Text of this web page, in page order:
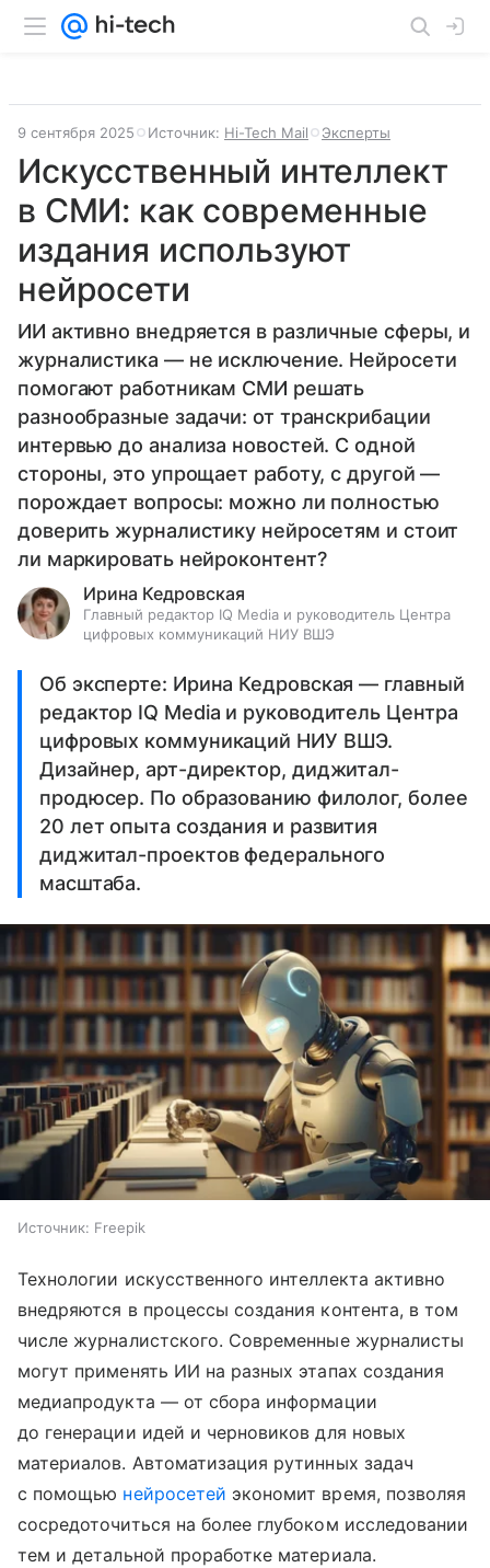
9 сентября 2025 Источник: Hi-Tech Mail Эксперты
Искусственный интеллект
в СМИ: как современные
издания используют
нейросети
ИИ активно внедряется в различные сферы, и
журналистика — не исключение. Нейросети
помогают работникам СМИ решать
разнообразные задачи: от транскрибации
интервью до анализа новостей. С одной
стороны, это упрощает работу, с другой —
порождает вопросы: можно ли полностью
доверить журналистику нейросетям и стоит
ли маркировать нейроконтент?
Ирина Кедровская
Главный редактор IQ Media и руководитель Центра
цифровых коммуникаций НИУ ВШЭ
Об эксперте: Ирина Кедровская — главный
редактор IQ Media и руководитель Центра
цифровых коммуникаций НИУ ВШЭ.
Дизайнер, арт-директор, диджитал-
продюсер. По образованию филолог, более
20 лет опыта создания и развития
диджитал-проектов федерального
масштаба.
Источник: Freepik
Технологии искусственного интеллекта активно
внедряются в процессы создания контента, в том
числе журналистского. Современные журналисты
могут применять ИИ на разных этапах создания
медиапродукта — от сбора информации
до генерации идей и черновиков для новых
материалов. Автоматизация рутинных задач
с помощью нейросетей экономит время, позволяя
сосредоточиться на более глубоком исследовании
тем и детальной проработке материала.